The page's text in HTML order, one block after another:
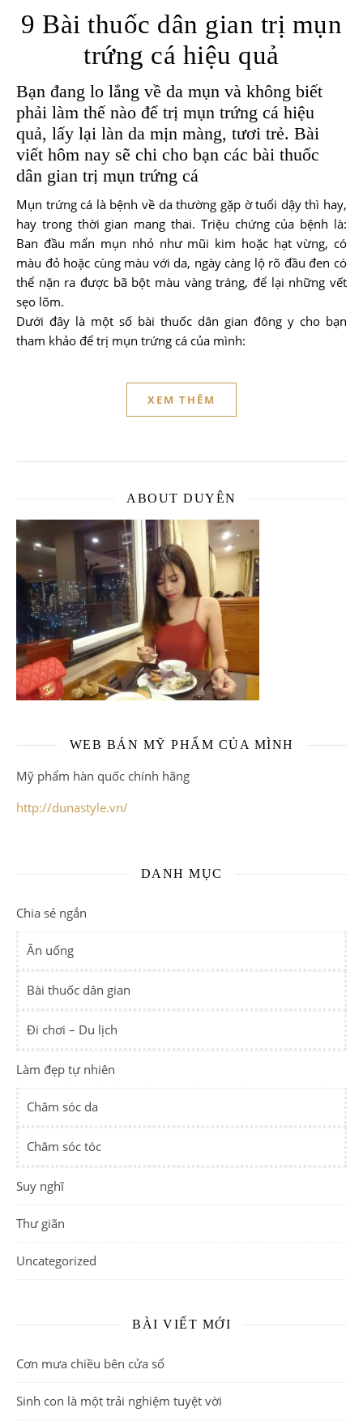
9 Bài thuốc dân gian trị mụn
trứng cá hiệu quả
Bạn đang lo lắng về da mụn và không biết
phải làm thế nào để trị mụn trứng cá hiệu
quả, lấy lại làn da mịn màng, tươi trẻ. Bài
viết hôm nay sẽ chi cho bạn các bài thuốc
dân gian trị mụn trứng cá
Mụn trứng cá là bệnh về da thường gặp ờ tuổi dậy thì hay,
hay trong thời gian mang thai. Triệu chứng của bệnh là:
Ban đầu mẩn mụn nhỏ như mũi kim hoặc hạt vừng, có
màu đỏ hoặc cùng màu với da, ngày càng lộ rõ đầu đen có
thể nặn ra được bã bột màu vàng tráng, để lại những vết
sẹo lõm.
Dưới đây là một số bài thuốc dân gian đông y cho bạn
tham khảo để trị mụn trứng cá của mình:
XEM THÊM
ABOUT DUYÊN
WEB BÁN MỸ PHẨM CỦA MÌNH
Mỹ phẩm hàn quốc chính hãng
http://dunastyle.vn/
DANH MỤC
Chia sẻ ngắn
Ăn uống
Bài thuốc dân gian
Đi chơi – Du lịch
Làm đẹp tự nhiên
Chăm sóc da
Chăm sóc tóc
Suy nghĩ
Thư giãn
Uncategorized
BÀI VIẾT MỚI
Cơn mưa chiều bên cửa sổ
Sinh con là một trải nghiệm tuyệt vời